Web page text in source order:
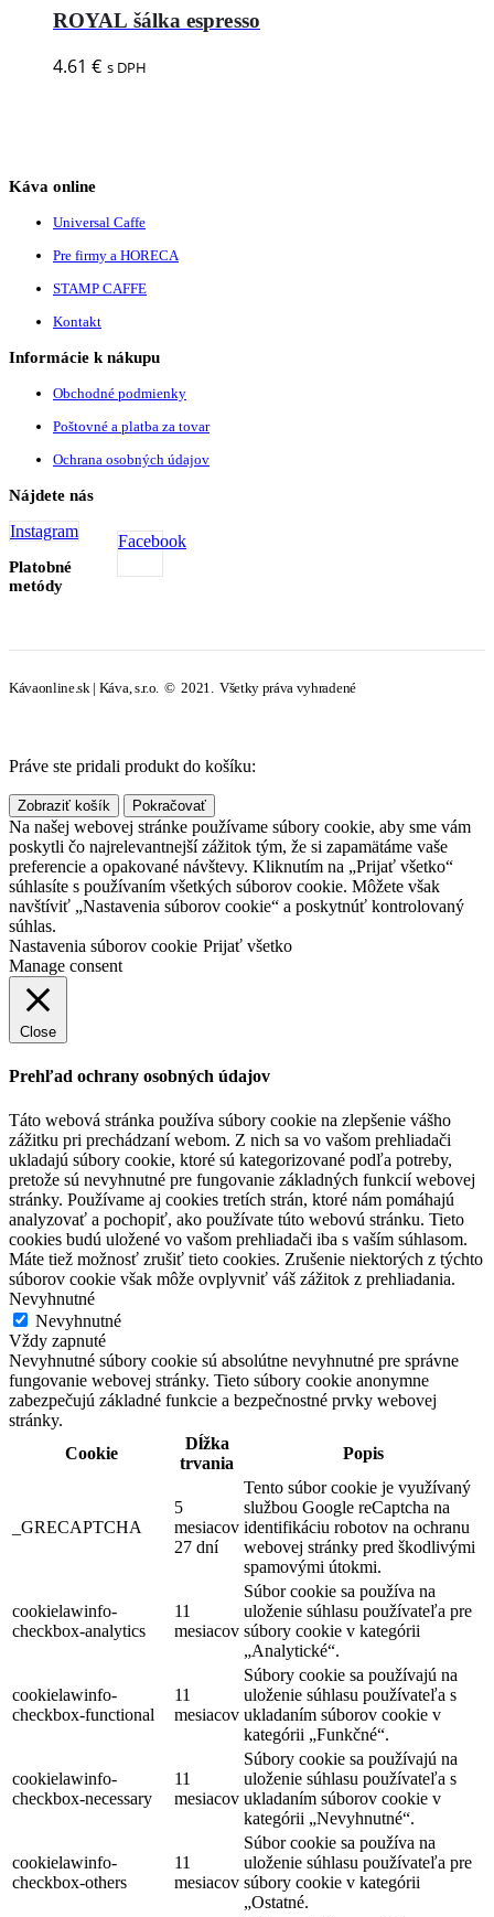
ROYAL šálka espresso
4.61€ s DPH
Káva online
Universal Caffe
Pre firmy a HORECA
STAMP CAFFE
Kontakt
Informácie k nákupu
Obchodné podmienky
Poštovné a platba za tovar
Ochrana osobných údajov
Nájdete nás
Facebook
Instagram
Platobné
metódy
Kávaonline.sk | Káva, s.r.o. © 2021. Všetky práva vyhradené
Práve ste pridali produkt do košíku:
Zobraziť košík Pokračovať
Na našej webovej stránke používame súbory cookie, aby sme vám
poskytli čo najrelevantnejší zážitok tým, že si zapamätáme vaše
preferencie a opakované návštevy. Kliknutím na „Prijať všetko“
súhlasíte s používaním všetkých súborov cookie. Môžete však
navštíviť „Nastavenia súborov cookie“ a poskytnúť kontrolovaný
súhlas.
Nastavenia súborov cookie Prijať všetko
Manage consent
Close
Prehľad ochrany osobných údajov
Táto webová stránka používa súbory cookie na zlepšenie vášho
zážitku pri prechádzaní webom. Z nich sa vo vašom prehliadači
ukladajú súbory cookie, ktoré sú kategorizované podľa potreby,
pretože sú nevyhnutné pre fungovanie základných funkcií webovej
stránky. Používame aj cookies tretích strán, ktoré nám pomáhajú
analyzovať a pochopiť, ako používate túto webovú stránku. Tieto
cookies budú uložené vo vašom prehliadači iba s vaším súhlasom.
Máte tiež možnosť zrušiť tieto cookies. Zrušenie niektorých z týchto
súborov cookie však môže ovplyvniť váš zážitok z prehliadania.
Nevyhnutné
Nevyhnutné
Vždy zapnuté
Nevyhnutné súbory cookie sú absolútne nevyhnutné pre správne
fungovanie webovej stránky. Tieto súbory cookie anonymne
zabezpečujú základné funkcie a bezpečnostné prvky webovej
stránky.
Cookie
Dĺžka
trvania
Popis
_GRECAPTCHA
5
mesiacov
27 dní
Tento súbor cookie je využívaný
službou Google reCaptcha na
identifikáciu robotov na ochranu
webovej stránky pred škodlivými
spamovými útokmi.
cookielawinfo-
checkbox-analytics
11
mesiacov
Súbor cookie sa používa na
uloženie súhlasu používateľa pre
súbory cookie v kategórii
„Analytické“.
cookielawinfo-
checkbox-functional
11
mesiacov
Súbory cookie sa používajú na
uloženie súhlasu používateľa s
ukladaním súborov cookie v
kategórii „Funkčné“.
cookielawinfo-
checkbox-necessary
11
mesiacov
Súbory cookie sa používajú na
uloženie súhlasu používateľa s
ukladaním súborov cookie v
kategórii „Nevyhnutné“.
cookielawinfo-
checkbox-others
11
mesiacov
Súbor cookie sa používa na
uloženie súhlasu používateľa pre
súbory cookie v kategórii
„Ostatné.